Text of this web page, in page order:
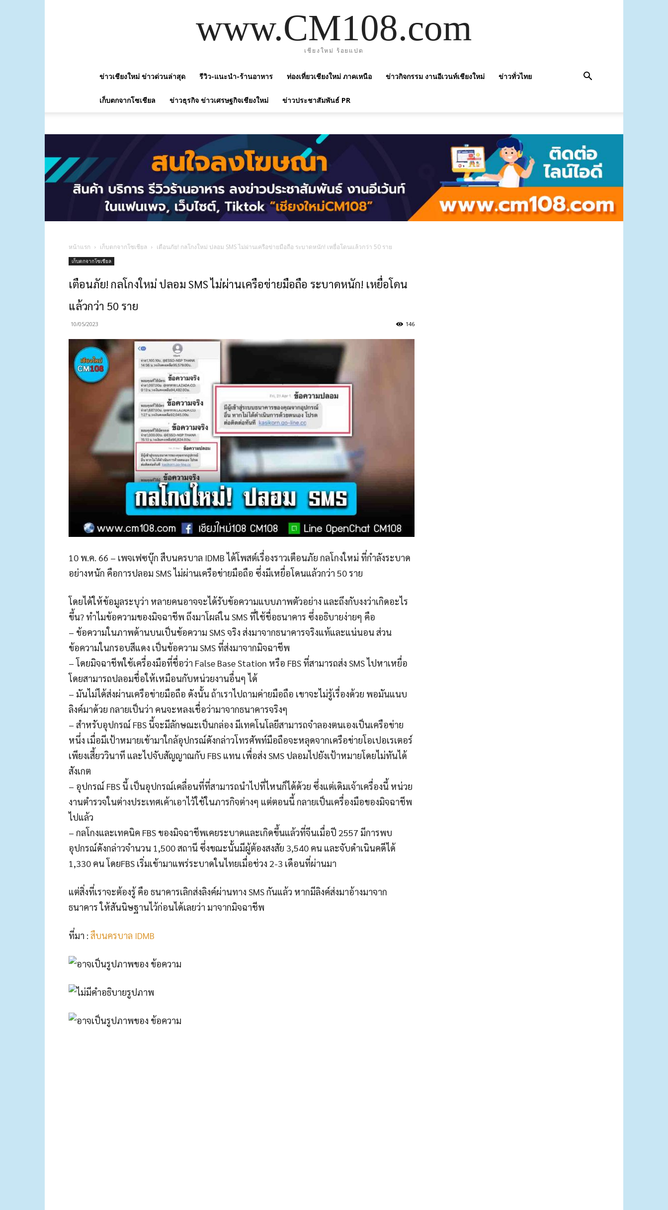
www.CM108.com
เชียงใหม่ ร้อยแปด
ข่าวเชียงใหม่ ข่าวด่วนล่าสุด รีวิว-แนะนำ-ร้านอาหาร ท่องเที่ยวเชียงใหม่ ภาคเหนือ ข่าวกิจกรรม งานอีเวนท์เชียงใหม่ ข่าวทั่วไทย
เก็บตกจากโซเชียล ข่าวธุรกิจ ข่าวเศรษฐกิจเชียงใหม่ ข่าวประชาสัมพันธ์ PR
หน้าแรก เก็บตกจากโซเชียล เตือนภัย! กลโกงใหม่ ปลอม SMS ไม่ผ่านเครือข่ายมือถือ ระบาดหนัก! เหยื่อโดนแล้วกว่า 50 ราย
เก็บตกจากโซเชียล
เตือนภัย! กลโกงใหม่ ปลอม SMS ไม่ผ่านเครือข่ายมือถือ ระบาดหนัก! เหยื่อโดน
แล้วกว่า 50 ราย
10/05/2023 146
10 พ.ค. 66 – เพจเฟซบุ๊ก สืบนครบาล IDMB ได้โพสต์เรื่องราวเตือนภัย กลโกงใหม่ ที่กำลังระบาด
อย่างหนัก คือการปลอม SMS ไม่ผ่านเครือข่ายมือถือ ซึ่งมีเหยื่อโดนแล้วกว่า 50 ราย
โดยได้ให้ข้อมูลระบุว่า หลายคนอาจจะได้รับข้อความแบบภาพตัวอย่าง และถึงกับงงว่าเกิดอะไร
ขึ้น? ทำไมข้อความของมิจฉาชีพ ถึงมาโผล่ใน SMS ที่ใช้ชื่อธนาคาร ซึ่งอธิบายง่ายๆ คือ
– ข้อความในภาพด้านบนเป็นข้อความ SMS จริง ส่งมาจากธนาคารจริงแท้และแน่นอน ส่วน
ข้อความในกรอบสีแดง เป็นข้อความ SMS ที่ส่งมาจากมิจฉาชีพ
– โดยมิจฉาชีพใช้เครื่องมือที่ชื่อว่า False Base Station หรือ FBS ที่สามารถส่ง SMS ไปหาเหยื่อ
โดยสามารถปลอมชื่อให้เหมือนกับหน่วยงานอื่นๆ ได้
– มันไม่ได้ส่งผ่านเครือข่ายมือถือ ดังนั้น ถ้าเราไปถามค่ายมือถือ เขาจะไม่รู้เรื่องด้วย พอมันแนบ
ลิงค์มาด้วย กลายเป็นว่า คนจะหลงเชื่อว่ามาจากธนาคารจริงๆ
– สำหรับอุปกรณ์ FBS นี้จะมีลักษณะเป็นกล่อง มีเทคโนโลยีสามารถจำลองตนเองเป็นเครือข่าย
หนึ่ง เมื่อมีเป้าหมายเข้ามาใกล้อุปกรณ์ดังกล่าวโทรศัพท์มือถือจะหลุดจากเครือข่ายโอเปอเรเตอร์
เพียงเสี้ยววินาที และไปจับสัญญาณกับ FBS แทน เพื่อส่ง SMS ปลอมไปยังเป้าหมายโดยไม่ทันได้
สังเกต
– อุปกรณ์ FBS นี้ เป็นอุปกรณ์เคลื่อนที่ที่สามารถนำไปที่ไหนก็ได้ด้วย ซึ่งแต่เดิมเจ้าเครื่องนี้ หน่วย
งานตำรวจในต่างประเทศเค้าเอาไว้ใช้ในภารกิจต่างๆ แต่ตอนนี้ กลายเป็นเครื่องมือของมิจฉาชีพ
ไปแล้ว
– กลโกงและเทคนิค FBS ของมิจฉาชีพเคยระบาดและเกิดขึ้นแล้วที่จีนเมื่อปี 2557 มีการพบ
อุปกรณ์ดังกล่าวจำนวน 1,500 สถานี ซึ่งขณะนั้นมีผู้ต้องสงสัย 3,540 คน และจับดำเนินคดีได้
1,330 คน โดยFBS เริ่มเข้ามาแพร่ระบาดในไทยเมื่อช่วง 2-3 เดือนที่ผ่านมา
แต่สิ่งที่เราจะต้องรู้ คือ ธนาคารเลิกส่งลิงค์ผ่านทาง SMS กันแล้ว หากมีลิงค์ส่งมาอ้างมาจาก
ธนาคาร ให้สันนิษฐานไว้ก่อนได้เลยว่า มาจากมิจฉาชีพ
ที่มา : สืบนครบาล IDMB